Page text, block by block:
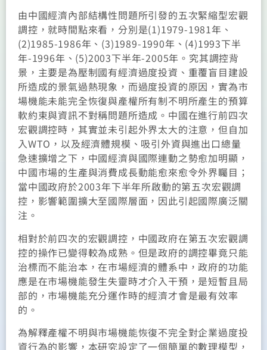
由中國經濟內部結構性問題所引發的五次緊縮型宏觀
調控，就時間點來看，分別是(1)1979-1981年、
(2)1985-1986年、(3)1989-1990年、(4)1993下半
年-1996年、(5)2003下半年-2005年。究其調控背
景，主要是為壓制國有經濟過度投資、重覆盲目建設
所造成的景氣過熱現象，而過度投資的原因，實為市
場機能未能完全恢復與產權所有制不明所產生的預算
軟約束與資訊不對稱問題所造成。中國在進行前四次
宏觀調控時，其實並未引起外界太大的注意，但自加
入WTO，以及經濟體規模、吸引外資與進出口總量
急速擴增之下，中國經濟與國際連動之勢愈加明顯，
中國市場的生產與消費成長動能愈來愈令外界矚目；
當中國政府於2003年下半年所啟動的第五次宏觀調
控，影響範圍擴大至國際層面，因此引起國際廣泛關
注。
相對於前四次的宏觀調控，中國政府在第五次宏觀調
控的操作已變得較為成熟。但是政府的調控畢竟只能
治標而不能治本，在市場經濟的體系中，政府的功能
應是在市場機能發生失靈時才介入干預，是短暫且局
部的，市場機能充分運作時的經濟才會是最有效率
的。
為解釋產權不明與市場機能恢復不完全對企業過度投
資行為的影響，本研究設定了一個簡單的數理模型，